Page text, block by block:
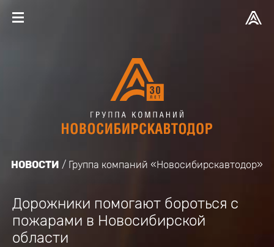
НОВОСТИ Группа компаний «Новосибирскавтодор»
Дорожники помогают бороться с
пожарами в Новосибирской
области